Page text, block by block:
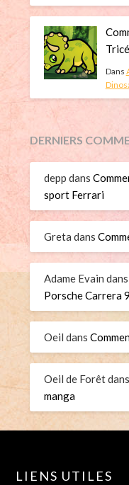
Dans
DERNIERS
depp dans
sport Ferrari
Greta dans
Adame Evain
Porsche Carrera
Oeil dans
Oeil de Forêt
manga
LIENS UTILES